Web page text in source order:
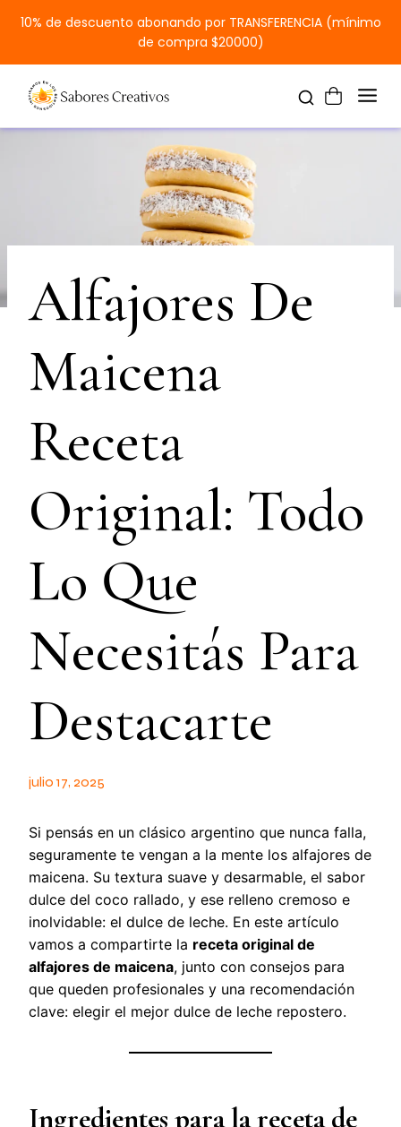
10% de descuento abonando por TRANSFERENCIA (mínimo
de compra $20000)
Alfajores De
Maicena
Receta
Original: Todo
Lo Que
Necesitás Para
Destacarte
julio 17, 2025
Si pensás en un clásico argentino que nunca falla,
seguramente te vengan a la mente los alfajores de
maicena. Su textura suave y desarmable, el sabor
dulce del coco rallado, y ese relleno cremoso e
inolvidable: el dulce de leche. En este artículo
vamos a compartirte la receta original de
alfajores de maicena, junto con consejos para
que queden profesionales y una recomendación
clave: elegir el mejor dulce de leche repostero.
Ingredientes para la receta de